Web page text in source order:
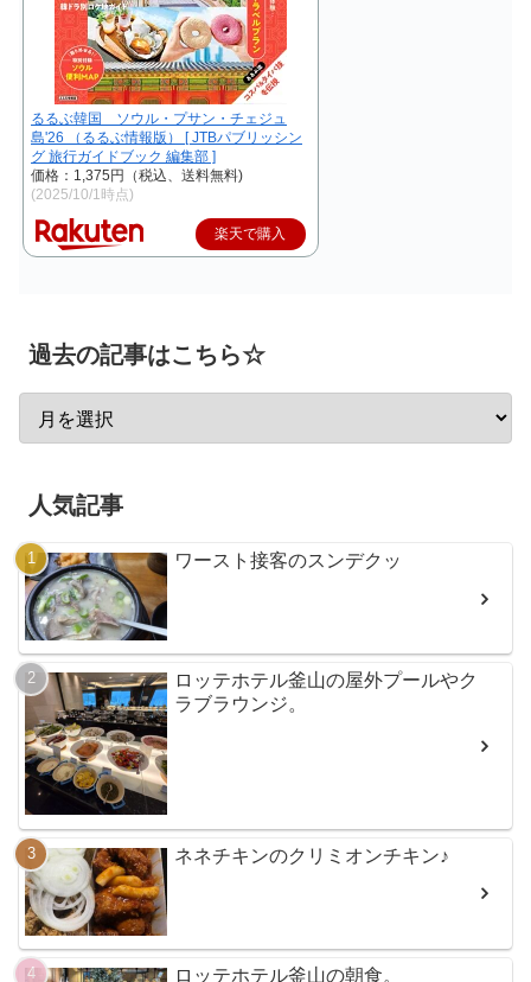
るるぶ韓国 ソウル・プサン・チェジュ
島'26 （るるぶ情報版） [ JTBパブリッシン
グ 旅行ガイドブック 編集部 ]
価格：1,375円（税込、送料無料)
(2025/10/1時点)
楽天で購入
過去の記事はこちら☆
人気記事
ワースト接客のスンデクッ
ロッテホテル釜山の屋外プールやク
ラブラウンジ。
ネネチキンのクリミオンチキン♪
ロッテホテル釜山の朝食。